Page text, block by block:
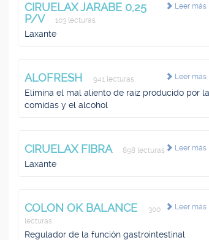
Leer más
CIRUELAX JARABE 0,25
P/V
103 lecturas
Laxante
Leer más
ALOFRESH 941 lecturas
Elimina el mal aliento de raíz producido por
comidas y el alcohol
Leer más
CIRUELAX FIBRA 898 lecturas
Laxante
Leer más
COLON OK BALANCE
300
lecturas
Regulador de la función gastrointestinal